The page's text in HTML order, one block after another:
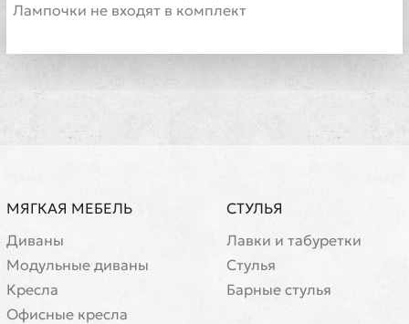
Лампочки не входят в комплект
МЯГКАЯ МЕБЕЛЬ
Диваны
Модульные диваны
Кресла
Офисные кресла
СТУЛЬЯ
Лавки и табуретки
Стулья
Барные стулья